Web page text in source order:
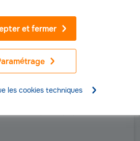
et fermer
les cookies techniques
et humaine
cycliste Groupama-FDJ UNITED depuis
constitue l’une des principales
nouvelles victoires de prestige.